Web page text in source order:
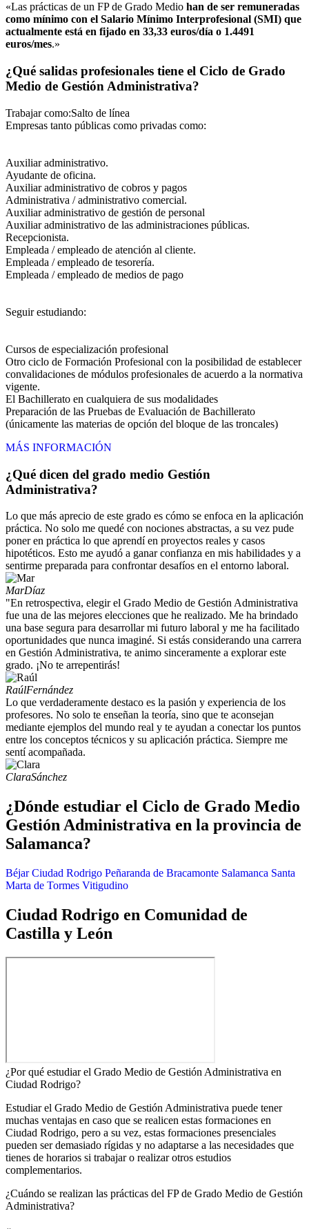
«Las prácticas de un FP de Grado Medio han de ser remuneradas
como mínimo con el Salario Mínimo Interprofesional (SMI) que
actualmente está en fijado en 33,33 euros/día o 1.4491
euros/mes.»
¿Qué salidas profesionales tiene el Ciclo de Grado
Medio de Gestión Administrativa?
Trabajar como:Salto de línea
Empresas tanto públicas como privadas como:
Auxiliar administrativo.
Ayudante de oficina.
Auxiliar administrativo de cobros y pagos
Administrativa / administrativo comercial.
Auxiliar administrativo de gestión de personal
Auxiliar administrativo de las administraciones públicas.
Recepcionista.
Empleada / empleado de atención al cliente.
Empleada / empleado de tesorería.
Empleada / empleado de medios de pago
Seguir estudiando:
Cursos de especialización profesional
Otro ciclo de Formación Profesional con la posibilidad de establecer
convalidaciones de módulos profesionales de acuerdo a la normativa
vigente.
El Bachillerato en cualquiera de sus modalidades
Preparación de las Pruebas de Evaluación de Bachillerato
(únicamente las materias de opción del bloque de las troncales)
MÁS INFORMACIÓN
¿Qué dicen del grado medio Gestión
Administrativa?
Lo que más aprecio de este grado es cómo se enfoca en la aplicación
práctica. No solo me quedé con nociones abstractas, a su vez pude
poner en práctica lo que aprendí en proyectos reales y casos
hipotéticos. Esto me ayudó a ganar confianza en mis habilidades y a
sentirme preparada para confrontar desafíos en el entorno laboral.
MarDíaz
"En retrospectiva, elegir el Grado Medio de Gestión Administrativa
fue una de las mejores elecciones que he realizado. Me ha brindado
una base segura para desarrollar mi futuro laboral y me ha facilitado
oportunidades que nunca imaginé. Si estás considerando una carrera
en Gestión Administrativa, te animo sinceramente a explorar este
grado. ¡No te arrepentirás!
RaúlFernández
Lo que verdaderamente destaco es la pasión y experiencia de los
profesores. No solo te enseñan la teoría, sino que te aconsejan
mediante ejemplos del mundo real y te ayudan a conectar los puntos
entre los conceptos técnicos y su aplicación práctica. Siempre me
sentí acompañada.
ClaraSánchez
¿Dónde estudiar el Ciclo de Grado Medio
Gestión Administrativa en la provincia de
Salamanca?
Béjar Ciudad Rodrigo Peñaranda de Bracamonte Salamanca Santa
Marta de Tormes Vitigudino
Ciudad Rodrigo en Comunidad de
Castilla y León
¿Por qué estudiar el Grado Medio de Gestión Administrativa en
Ciudad Rodrigo?
Estudiar el Grado Medio de Gestión Administrativa puede tener
muchas ventajas en caso que se realicen estas formaciones en
Ciudad Rodrigo, pero a su vez, estas formaciones presenciales
pueden ser demasiado rígidas y no adaptarse a las necesidades que
tienes de horarios si trabajar o realizar otros estudios
complementarios.
¿Cuándo se realizan las prácticas del FP de Grado Medio de Gestión
Administrativa?​